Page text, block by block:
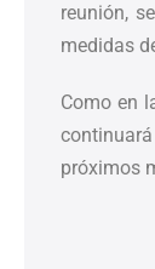
reunión,
medidas
Como en
próximos